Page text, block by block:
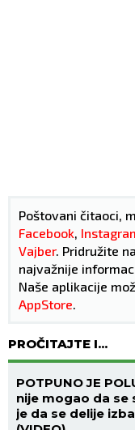
Poštovani čitaoci,
Facebook
Vajber. Pridružite
najvažnije
Naše aplikacije
AppStore
PROČITAJTE I...
POTPUNO JE
nije mogao da se
je da se delije